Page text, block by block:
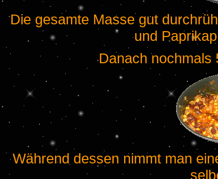
Die gesamte Masse gut
und
Danach nochmals
Während dessen nimmt man